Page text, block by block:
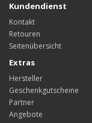
Kundendienst
Kontakt
Retouren
Seitenübersicht
Extras
Hersteller
Geschenkgutscheine
Partner
Angebote